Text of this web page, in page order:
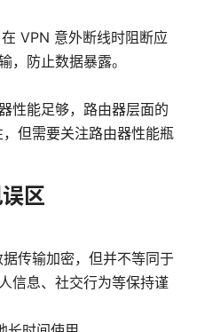
VPN 意外断线时阻断应
，防止数据暴露。
性能足够，路由器层面的
但需要关注路由器性能瓶
区
传输加密，但并不等同于
信息、社交行为等保持谨